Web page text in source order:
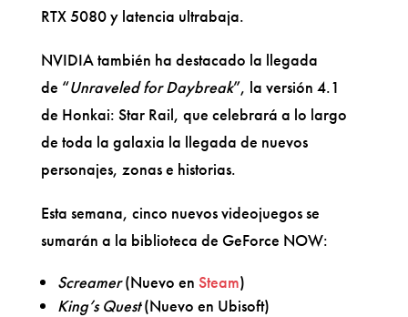
RTX 5080 y latencia ultrabaja.
NVIDIA también ha destacado la llegada
de “Unraveled for Daybreak”, la versión 4.1
de Honkai: Star Rail, que celebrará a lo largo
de toda la galaxia la llegada de nuevos
personajes, zonas e historias.
Esta semana, cinco nuevos videojuegos se
sumarán a la biblioteca de GeForce NOW:
Screamer(Nuevo en Steam)
King’s Quest(Nuevo en Ubisoft)